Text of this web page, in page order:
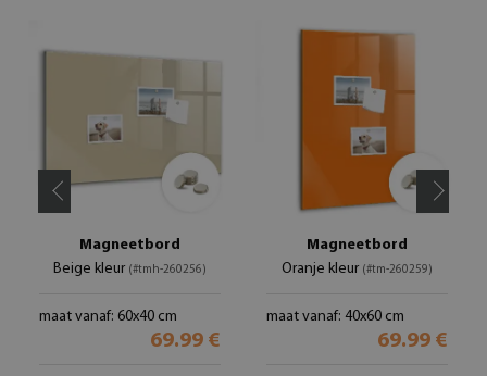
Magneetbord
Beige kleur (#tmh-260256)
maat vanaf: 60x40 cm
69.99 €
Magneetbord
Oranje kleur (#tm-260259)
maat vanaf: 40x60 cm
69.99 €